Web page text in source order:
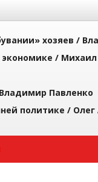
хозяев /
экономике / Михаил
Владимир Павленко
политике / Олег